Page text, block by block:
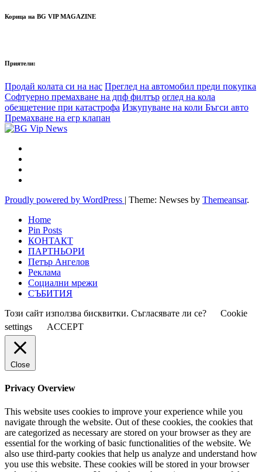
Корица на BG VIP MAGAZINE
Приятели:
Продай колата си на нас Преглед на автомобил преди покупка
Софтуерно премахване на дпф филтър оглед на кола
обезщетение при катастрофа Изкупуване на коли Бъгси авто
Премахване на егр клапан
Proudly powered by WordPress | Theme: Newses by Themeansar.
Home
Pin Posts
КОНТАКТ
ПАРТНЬОРИ
Петър Ангелов
Реклама
Социални мрежи
СЪБИТИЯ
Този сайт използва бисквитки. Съгласявате ли се?
Cookie
settings
ACCEPT
Close
Privacy Overview
This website uses cookies to improve your experience while you
navigate through the website. Out of these cookies, the cookies that
are categorized as necessary are stored on your browser as they are
essential for the working of basic functionalities of the website. We
also use third-party cookies that help us analyze and understand how
you use this website. These cookies will be stored in your browser